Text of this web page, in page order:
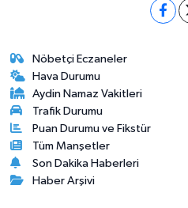
Nöbetçi Eczaneler
Hava Durumu
Aydin Namaz Vakitleri
Trafik Durumu
Puan Durumu ve Fikstür
Tüm Manşetler
Son Dakika Haberleri
Haber Arşivi